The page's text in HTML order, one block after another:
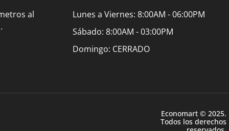
al
Lunes a Viernes: 8:00AM - 06:00PM
Sábado: 8:00AM - 03:00PM
Domingo: CERRADO
Economart © 2025.
Todos los derechos